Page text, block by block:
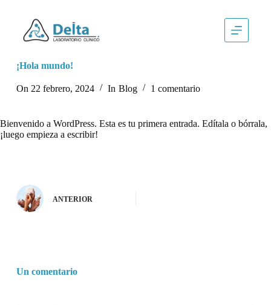
n
t
e
¡Hola mundo!
On 22 febrero, 2024 In Blog 1 comentario
Bienvenido a WordPress. Esta es tu primera entrada. Edítala o bórrala,
¡luego empieza a escribir!
ANTERIOR
Un comentario